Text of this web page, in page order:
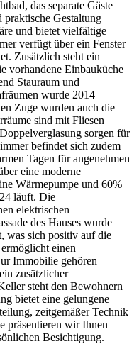
das separate Gäste
Gestaltung
und bietet vielfältige
verfügt über ein Fenster
Zusätzlich steht ein
vorhandene Einbauküche
Stauraum und
wurde 2014
Zuge wurden auch die
sind mit Fliesen
sorgen für
befindet sich zudem
Tagen für angenehmen
eine moderne
Wärmepumpe und 60%
läuft. Die
elektrischen
des Hauses wurde
was sich positiv auf die
einen
Immobilie gehören
zusätzlicher
steht den Bewohnern
bietet eine gelungene
zeitgemäßer Technik
präsentieren wir Ihnen
Besichtigung.